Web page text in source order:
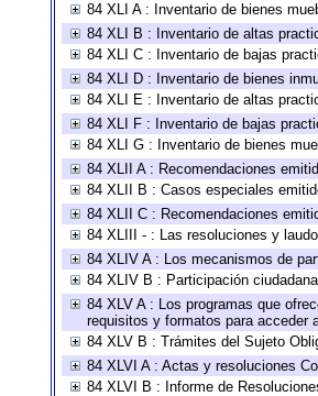
84 XLI A : Inventario de bienes
84 XLI B : Inventario de altas
84 XLI C : Inventario de bajas
84 XLI D : Inventario de bienes
84 XLI E : Inventario de altas
84 XLI F : Inventario de bajas
84 XLI G : Inventario de bienes
84 XLII A : Recomendaciones
84 XLII B : Casos especiales
84 XLII C : Recomendaciones
84 XLIII - : Las resoluciones y
84 XLIV A : Los mecanismos de
84 XLIV B : Participación
84 XLV A : Los programas que
requisitos y formatos para acceder
84 XLV B : Trámites del Sujeto
84 XLVI A : Actas y resoluciones
84 XLVI B : Informe de